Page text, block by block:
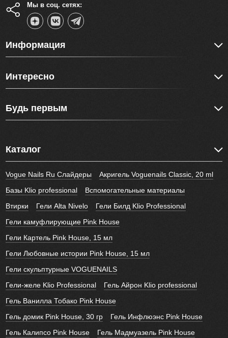
Мы в соц. сетях:
Информация
Интересно
Будь первым
Каталог
Vogue Nails Ru Слайдеры
Акригель Voguenails Classic, 20 ml
Базы Klio professional
Вспомогательные материалы
Втирки
Гели Alta Nivelo
Гели Билд Klio Professional
Гели камуфлирующие Pink House
Гели Картель Pink House, 15 мл
Гели Любовные истории Pink House, 15 мл
Гели скульптурные VOGUENAILS
Гели-желе Klio Professional
Гель Айрон Klio professional
Гель Ванилла Тобако Pink House
Гель домик Pink House, 30 гр
Гель Инфлюэнс Pink House
Гель Калипсо Pink House
Гель Мадмуазель Pink House